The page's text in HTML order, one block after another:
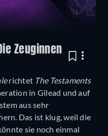
Zeuginnen
richtet The Testaments
in Gilead und auf
aus sehr
Das ist klug, weil die
sie noch einmal